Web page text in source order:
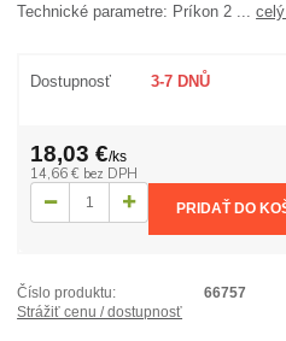
Technické parametre: Príkon 2 ...
Dostupnosť 3-7 DNŮ
18,03 €/ks
14,66 € bez DPH
PRIDAŤ DO
Číslo produktu:
66757
Strážiť cenu / dostupnosť